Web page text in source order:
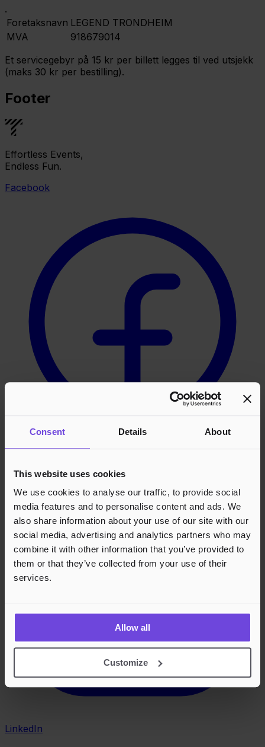
Consent Details About
This website uses cookies
We use cookies to analyse our traffic, to provide social
media features and to personalise content and ads. We
also share information about your use of our site with our
social media, advertising and analytics partners who may
combine it with other information that you’ve provided to
them or that they’ve collected from your use of their
services.
Allow all
Customize
.
Foretaksnavn LEGEND TRONDHEIM
MVA
918679014
Et servicegebyr på 15 kr per billett legges til ved utsjekk
(maks 30 kr per bestilling).
Footer
Effortless Events,
Endless Fun.
Facebook
LinkedIn